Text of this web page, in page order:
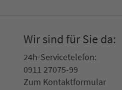
Wir sind für Sie da:
24h-Ser­vice­te­le­fon:
0911 27075-99
Zum Kon­taktformular